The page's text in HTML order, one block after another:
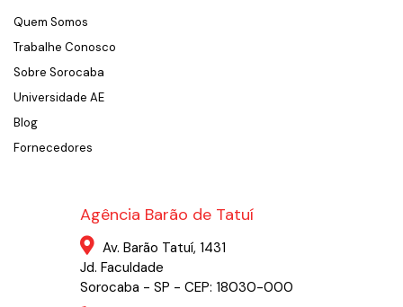
Quem Somos
Trabalhe Conosco
Sobre Sorocaba
Universidade AE
Blog
Fornecedores
Agência Barão de Tatuí
Av. Barão Tatuí, 1431
Jd. Faculdade
Sorocaba - SP - CEP: 18030-000